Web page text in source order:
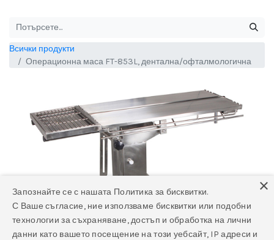
Всички продукти
Операционна маса FT-853L, дентална/офталмологична
×
Запознайте се с нашата Политика за бисквитки.
С Ваше съгласие, ние използваме бисквитки или подобни
технологии за съхраняване, достъп и обработка на лични
данни като вашето посещение на този уебсайт, IP адреси и